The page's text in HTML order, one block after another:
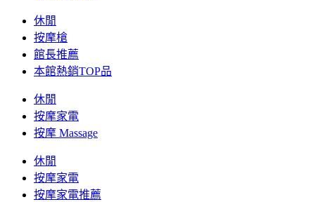
休閒
按摩槍
館長推薦
本館熱銷TOP品
休閒
按摩家電
按摩 Massage
休閒
按摩家電
按摩家電推薦